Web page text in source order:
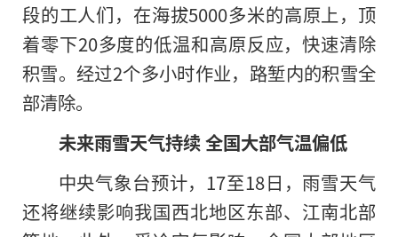
段的工人们，在海拔5000多米的高原上，顶
着零下20多度的低温和高原反应，快速清除
积雪。经过2个多小时作业，路堑内的积雪全
部清除。
未来雨雪天气持续 全国大部气温偏低
中央气象台预计，17至18日，雨雪天气
还将继续影响我国西北地区东部、江南北部